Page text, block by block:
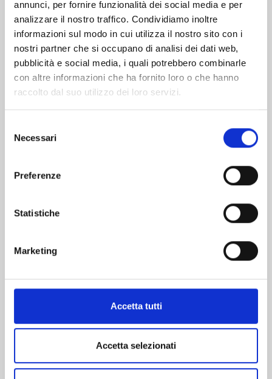
annunci, per fornire funzionalità dei social media e per
analizzare il nostro traffico. Condividiamo inoltre
informazioni sul modo in cui utilizza il nostro sito con i
nostri partner che si occupano di analisi dei dati web,
pubblicità e social media, i quali potrebbero combinarle
con altre informazioni che ha fornito loro o che hanno
raccolto dal suo utilizzo dei loro servizi.
delNecessari
Preferenze
Statistiche
Marketing
Accetta tutti
Accetta selezionati
Altri volumi della serie